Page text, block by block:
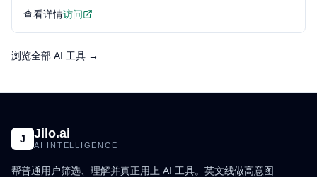
查看详情访问
浏览全部 AI 工具 →
J Jilo.ai
AI INTELLIGENCE
帮普通用户筛选、理解并真正用上 AI 工具。英文线做高意图